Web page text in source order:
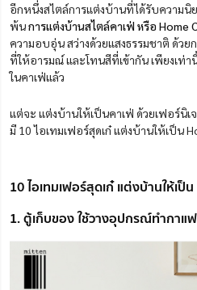
อีกหนึ่งสไตล์การแต่งบ้านที่ได้รับความ
พ้นการแต่งบ้านสไตล์คาเฟ่ หรือ Home
ความอบอุ่น สว่างด้วยแสงธรรมชาติ ด้วย
ที่ให้อารมณ์ และโทนสีที่เข้ากัน เพียงเท่
ในคาเฟ่แล้ว
แต่จะ แต่งบ้านให้เป็นคาเฟ่ ด้วยเฟอร์นิ
มี 10 ไอเทมเฟอร์สุดเก๋ แต่งบ้านให้เป็น
10 ไอเทมเฟอร์สุดเก๋ แต่งบ้านให้เป็
1. ตู้เก็บของ ใช้วางอุปกรณ์ทำกาแฟ